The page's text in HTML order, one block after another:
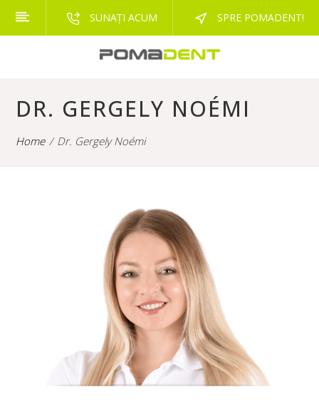
SUNAȚI ACUM SPRE POMADENT!
DR. GERGELY NOÉMI
Home Dr. Gergely Noémi